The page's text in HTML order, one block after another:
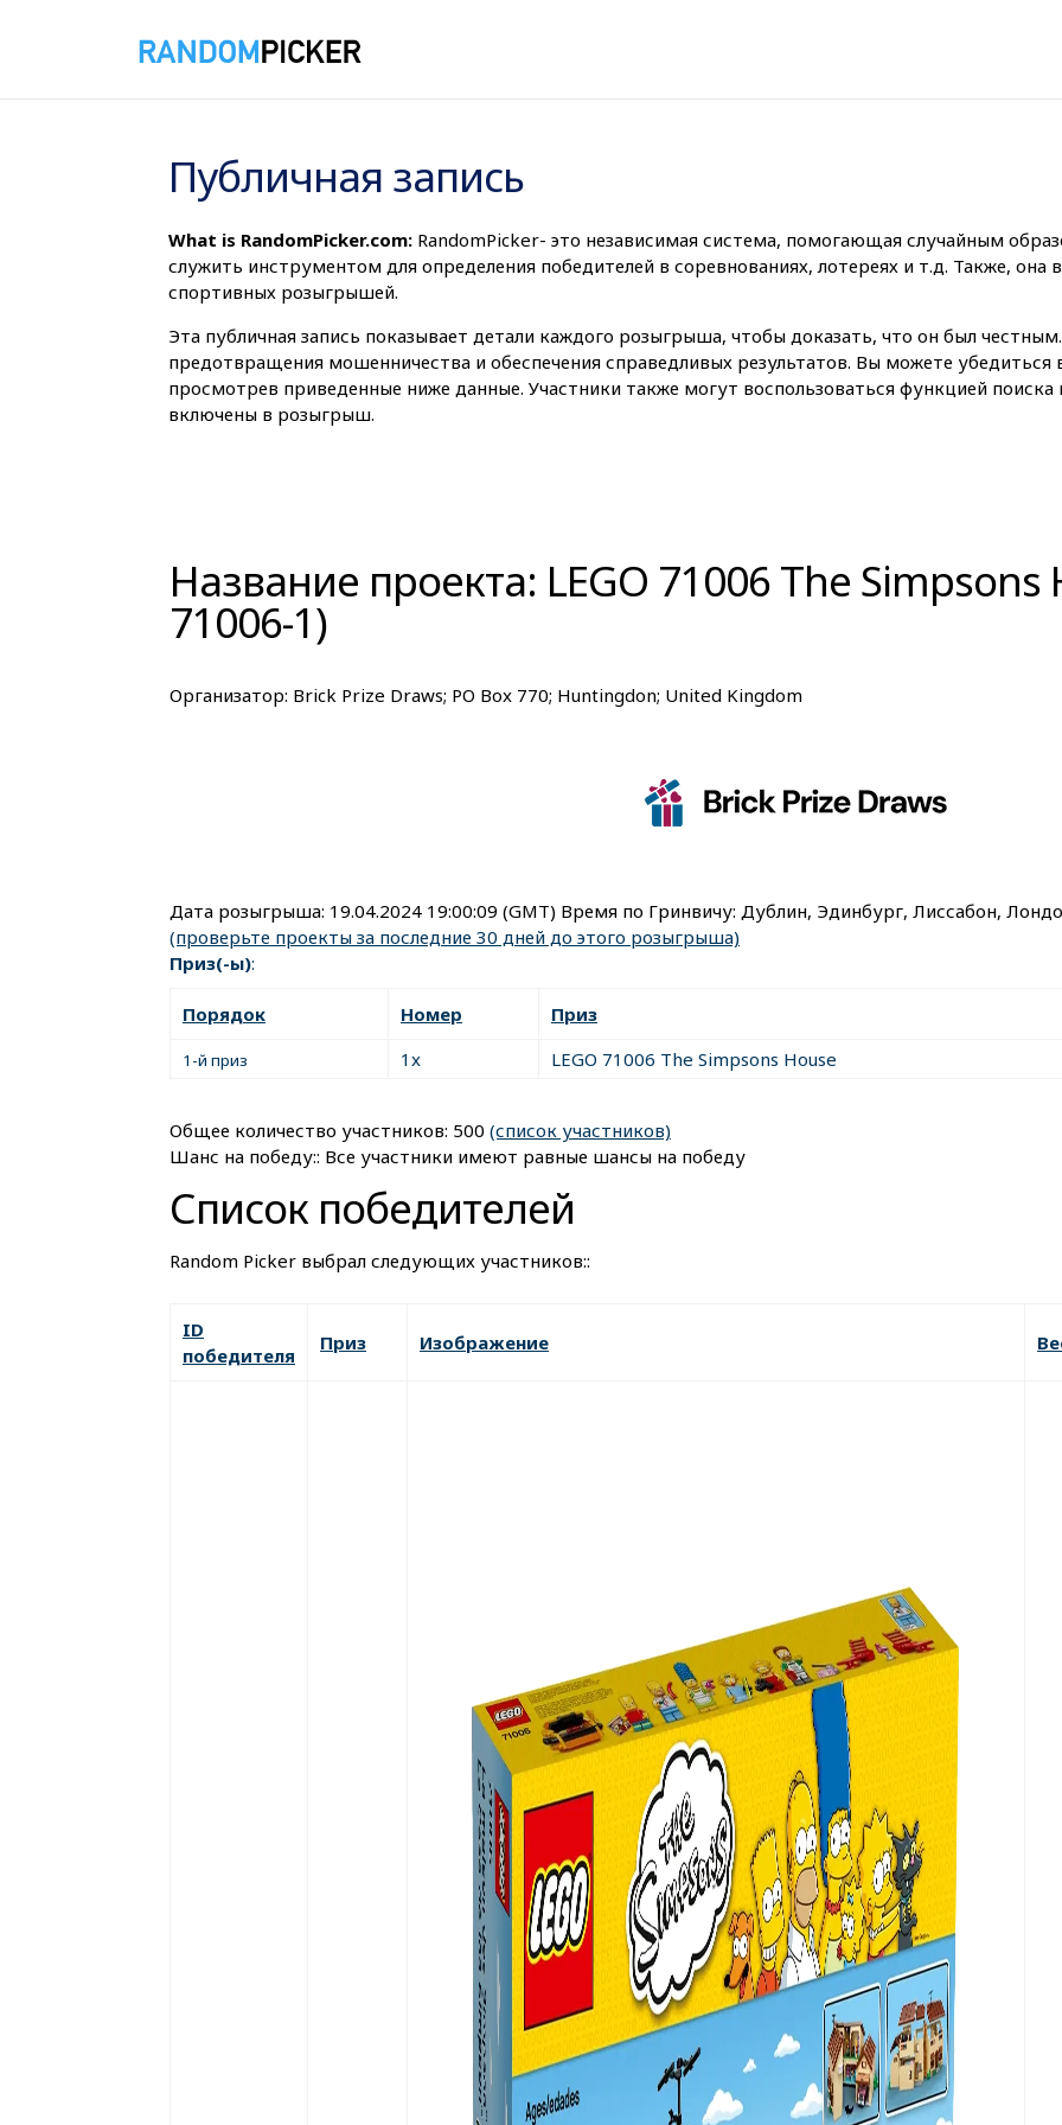
Публичная запись
What is RandomPicker.com: RandomPicker- это независимая система, помогающая случайным
служить инструментом для определения победителей в соревнованиях, лотереях и т.д. Также, она
спортивных розыгрышей.
Эта публичная запись показывает детали каждого розыгрыша, чтобы доказать, что он был
предотвращения мошенничества и обеспечения справедливых результатов. Вы можете
просмотрев приведенные ниже данные. Участники также могут воспользоваться функцией
включены в розыгрыш.
Название проекта: LEGO 71006 The Simpsons
71006-1)
Организатор: Brick Prize Draws; PO Box 770; Huntingdon; United Kingdom
Дата розыгрыша: 19.04.2024 19:00:09 (GMT) Время по Гринвичу: Дублин, Эдинбург, Лиссабон,
(проверьте проекты за последние 30 дней до этого розыгрыша)
Приз(-ы):
Порядок Номер Приз
1-й приз 1x LEGO 71006 The Simpsons House
Общее количество участников: 500 (список участников)
Шанс на победу:: Все участники имеют равные шансы на победу
Список победителей
Random Picker выбрал следующих участников::
ID
победителя
Приз Изображение